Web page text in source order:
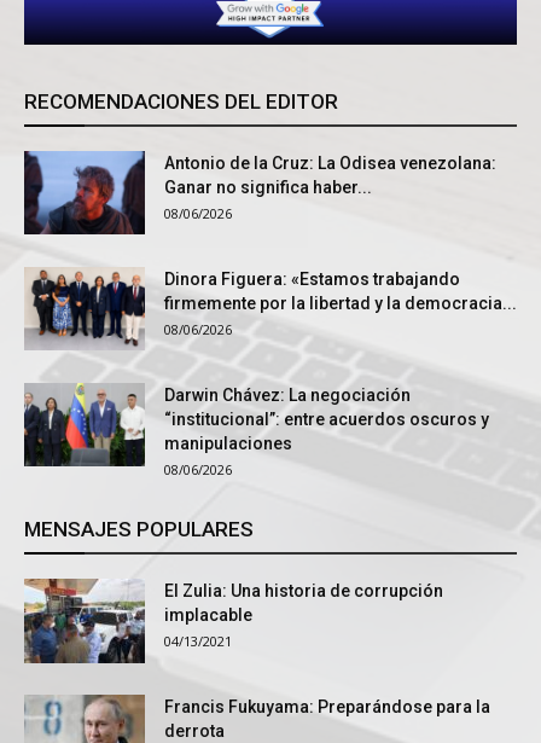
RECOMENDACIONES DEL EDITOR
Antonio de la Cruz: La Odisea venezolana:
Ganar no significa haber...
08/06/2026
Dinora Figuera: «Estamos trabajando
firmemente por la libertad y la democracia...
08/06/2026
Darwin Chávez: La negociación
“institucional”: entre acuerdos oscuros y
manipulaciones
08/06/2026
MENSAJES POPULARES
El Zulia: Una historia de corrupción
implacable
04/13/2021
Francis Fukuyama: Preparándose para la
derrota